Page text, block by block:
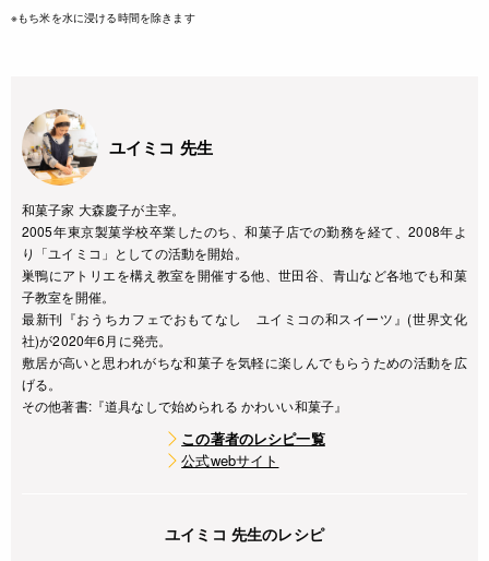
※もち米を水に浸ける時間を除きます
ユイミコ 先生
和菓子家 大森慶子が主宰。
2005年東京製菓学校卒業したのち、和菓子店での勤務を経て、2008年よ
り「ユイミコ」としての活動を開始。
巣鴨にアトリエを構え教室を開催する他、世田谷、青山など各地でも和菓
子教室を開催。
最新刊『おうちカフェでおもてなし ユイミコの和スイーツ』(世界文化
社)が2020年6月に発売。
敷居が高いと思われがちな和菓子を気軽に楽しんでもらうための活動を広
げる。
その他著書:『道具なしで始められる かわいい和菓子』
この著者のレシピ一覧
公式webサイト
ユイミコ 先生のレシピ